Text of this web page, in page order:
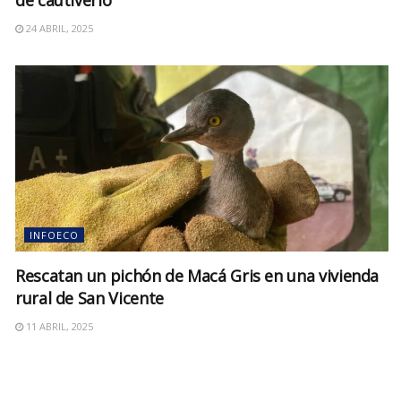
24 ABRIL, 2025
INFOECO
Rescatan un pichón de Macá Gris en una vivienda
rural de San Vicente
11 ABRIL, 2025